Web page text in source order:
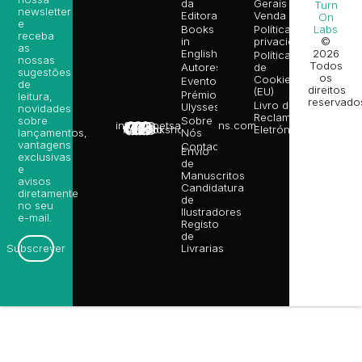
info@poetsandragons.com
Infantil
Adulto
Bookshop
da
Editora
Books
in
English
Autores
Eventos
Prémio
Ulysses
Sobre
Nós
Contactos
Envio
de
Manuscritos
Candidatura
de
Ilustradores
Registo
de
Livrarias
Gerais de
Venda
Política de
privacidade
Política
de
Cookies
(EU)
Livro de
Reclamações
Eletrónico
newsletter
e
receba
as
nossas
sugestões
de
leitura,
novidades
sobre
lançamentos,
vantagens
exclusivas
e
avisos
diretamente
no seu
e-mail.
Subscrever
Turn
On
Labs
©
2026
Todos
os
direitos